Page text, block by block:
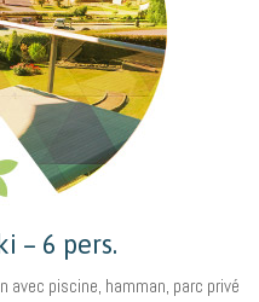
– 6 pers.
avec piscine, hamman, parc privé